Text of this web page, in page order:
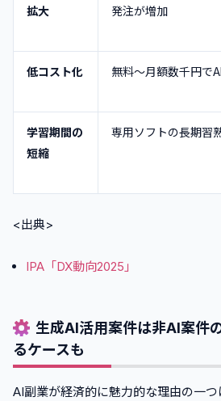
拡大
発注が増加
低コスト化 無料〜月額数千円で
学習期間の
短縮
専用ソフトの長期習
<出典>
IPA「DX動向2025」
生成AI活用案件は非AI案件
るケースも
AI副業が経済的に魅力的な理由の一